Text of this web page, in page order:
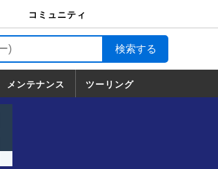
コミュニティ
メンテナンス ツーリング